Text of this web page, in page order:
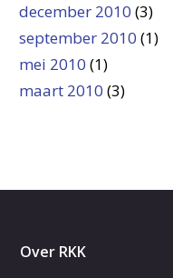
december 2010 (3)
september 2010 (1)
mei 2010 (1)
maart 2010 (3)
Over RKK